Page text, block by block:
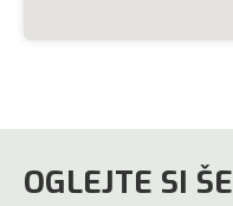
OGLEJTE SI ŠE